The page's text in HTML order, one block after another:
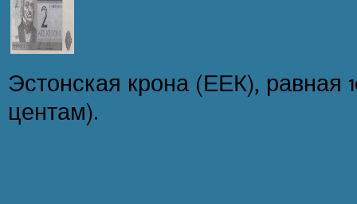
Эстонская крона (ЕЕК), равная
центам).